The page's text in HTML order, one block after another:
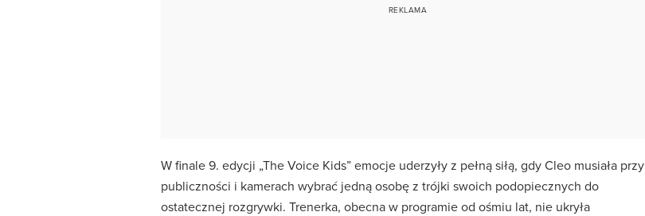
W finale 9. edycji „The Voice Kids” emocje uderzyły z pełną siłą, gdy Cleo musiała przy
publiczności i kamerach wybrać jedną osobę z trójki swoich podopiecznych do
ostatecznej rozgrywki. Trenerka, obecna w programie od ośmiu lat, nie ukryła